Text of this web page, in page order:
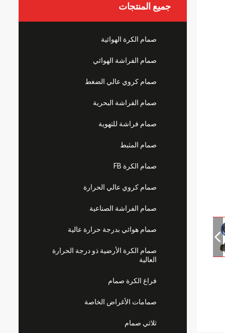
جميع المنتجات
صمام الكرة الهوائية
صمام الفراشة الهوائي
صمام كروي عالي الضغط
صمام الفراشة البحرية
صمام فراشة للتهوية
صمام المثبط
صمام الكرة FB
صمام كروي عالي الحرارة
صمام الفراشة الصناعية
صمام هوائي بدرجة حرارة عالية
صمام الكرة الأرضية ذو درجة الحرارة
العالية
فراغ الكرة صمام
صمامات الأغراض الخاصة
ثلاثي صمام